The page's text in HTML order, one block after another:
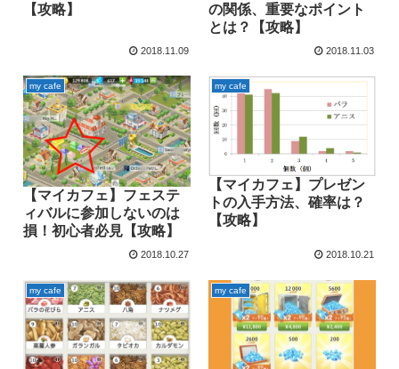
【攻略】
2018.11.09
の関係、重要なポイント
とは？【攻略】
2018.11.03
my cafe
【マイカフェ】フェステ
ィバルに参加しないのは
損！初心者必見【攻略】
2018.10.27
my cafe
【マイカフェ】プレゼン
トの入手方法、確率は？
【攻略】
2018.10.21
my cafe my cafe